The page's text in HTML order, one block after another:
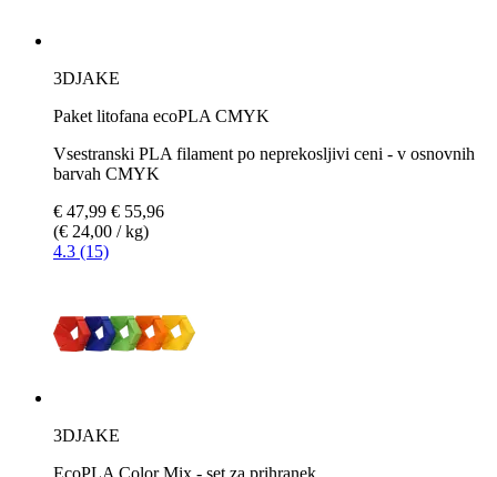
3DJAKE
Paket litofana ecoPLA CMYK
Vsestranski PLA filament po neprekosljivi ceni - v osnovnih
barvah CMYK
€ 47,99 € 55,96
(€ 24,00 / kg)
4.3 (15)
3DJAKE
EcoPLA Color Mix - set za prihranek